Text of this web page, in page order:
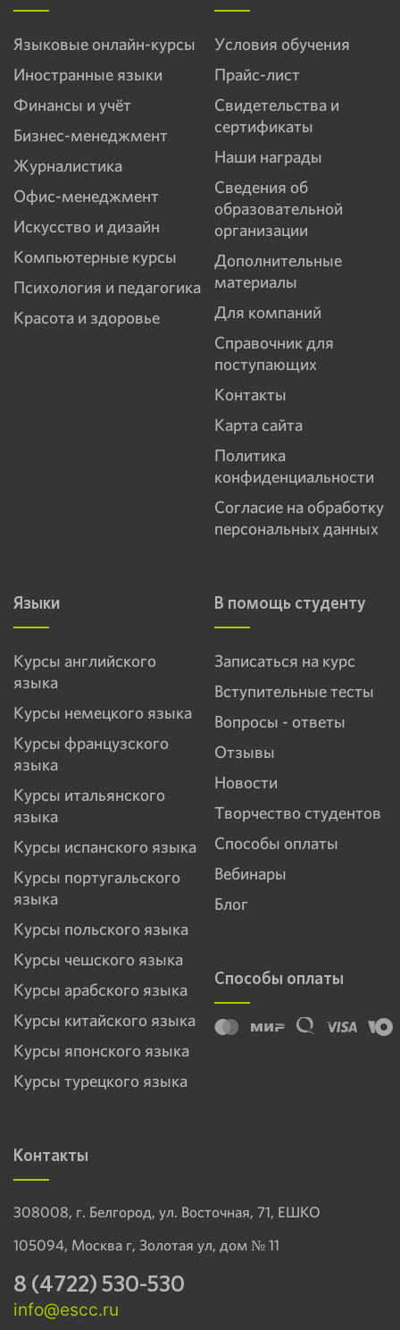
Языковые онлайн-курсы
Иностранные языки
Финансы и учёт
Бизнес-менеджмент
Журналистика
Офис-менеджмент
Искусство и дизайн
Компьютерные курсы
Психология и педагогика
Красота и здоровье
Условия обучения
Прайс-лист
Свидетельства и
сертификаты
Наши награды
Сведения об
образовательной
организации
Дополнительные
материалы
Для компаний
Справочник для
поступающих
Контакты
Карта сайта
Политика
конфиденциальности
Согласие на обработку
персональных данных
В помощь студенту
Записаться на курс
Вступительные тесты
Вопросы - ответы
Отзывы
Новости
Творчество студентов
Способы оплаты
Вебинары
Блог
Способы оплаты
Языки
Курсы английского
языка
Курсы немецкого языка
Курсы французского
языка
Курсы итальянского
языка
Курсы испанского языка
Курсы португальского
языка
Курсы польского языка
Курсы чешского языка
Курсы арабского языка
Курсы китайского языка
Курсы японского языка
Курсы турецкого языка
Контакты
308008, г. Белгород, ул. Восточная, 71, ЕШКО
105094, Москва г, Золотая ул, дом № 11
8 (4722) 530-530
info@escc.ru